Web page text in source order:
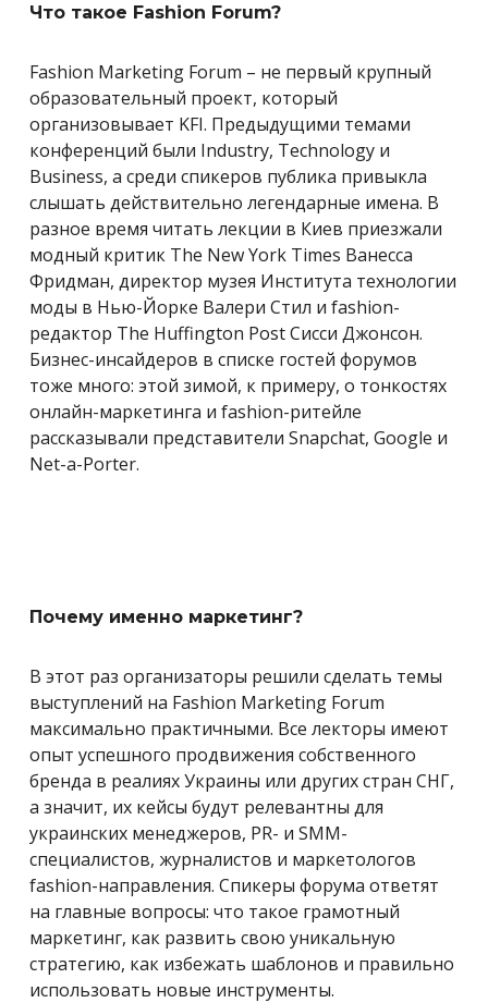
Что такое Fashion Forum?
Fashion Marketing Forum – не первый крупный
образовательный проект, который
организовывает KFI. Предыдущими темами
конференций были Industry, Technology и
Business, а среди спикеров публика привыкла
слышать действительно легендарные имена. В
разное время читать лекции в Киев приезжали
модный критик The New York Times Ванесса
Фридман, директор музея Института технологии
моды в Нью-Йорке Валери Стил и fashion-
редактор The Huffington Post Сисси Джонсон.
Бизнес-инсайдеров в списке гостей форумов
тоже много: этой зимой, к примеру, о тонкостях
онлайн-маркетинга и fashion-ритейле
рассказывали представители Snapchat, Google и
Net-a-Porter.
Почему именно маркетинг?
В этот раз организаторы решили сделать темы
выступлений на Fashion Marketing Forum
максимально практичными. Все лекторы имеют
опыт успешного продвижения собственного
бренда в реалиях Украины или других стран СНГ,
а значит, их кейсы будут релевантны для
украинских менеджеров, PR- и SMM-
специалистов, журналистов и маркетологов
fashion-направления. Спикеры форума ответят
на главные вопросы: что такое грамотный
маркетинг, как развить свою уникальную
стратегию, как избежать шаблонов и правильно
использовать новые инструменты.